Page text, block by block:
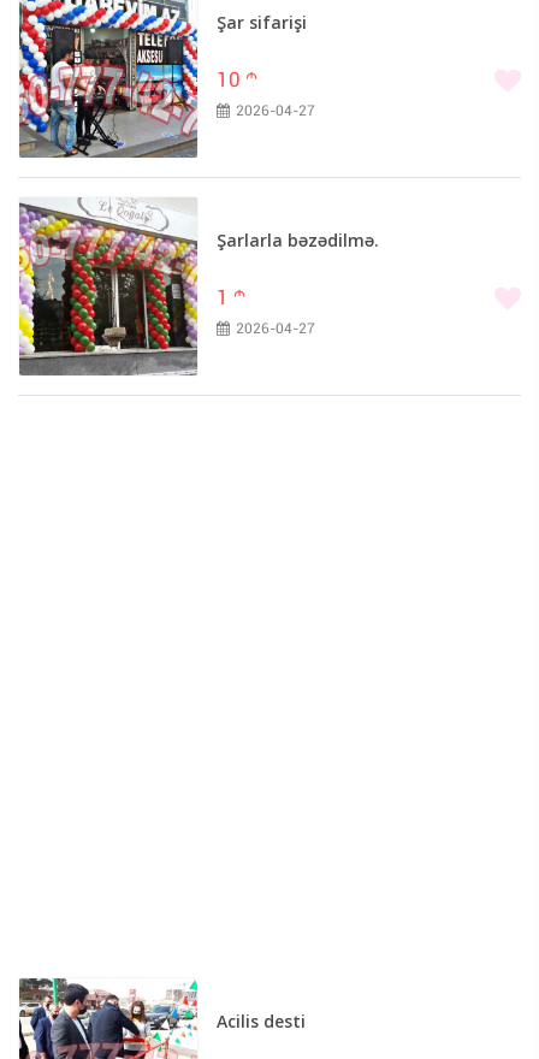
Şar sifarişi
10 m
2026-04-27
Şarlarla bəzədilmə.
1 m
2026-04-27
Acilis desti